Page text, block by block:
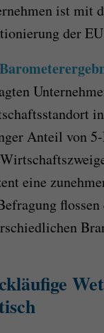
ist mit
der
Anteil von
eine